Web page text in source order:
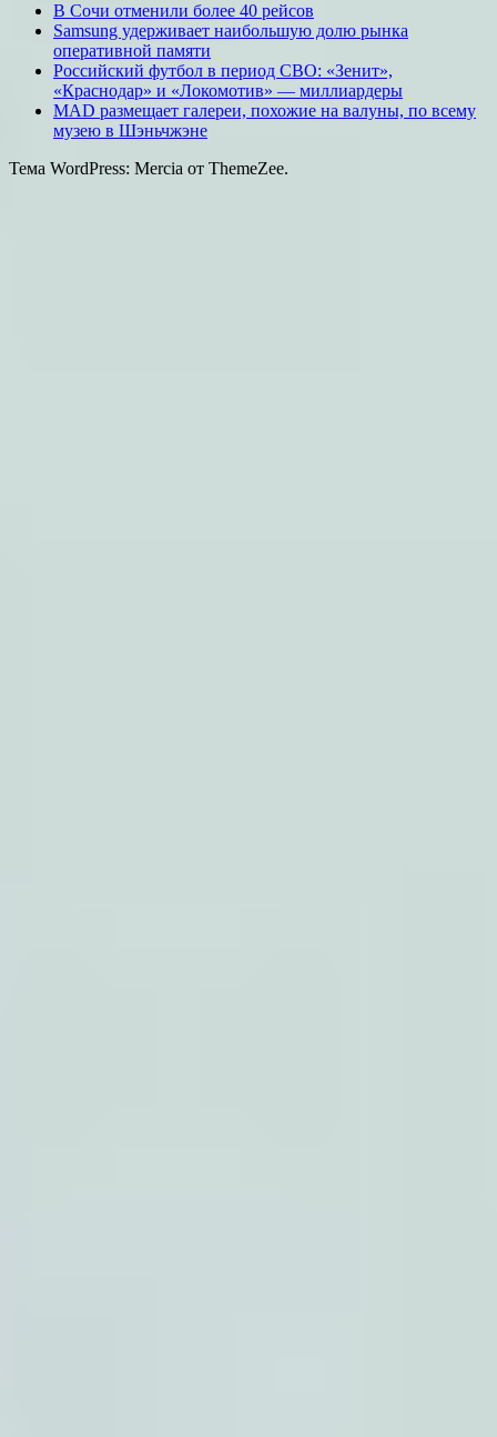
В Сочи отменили более 40 рейсов
Samsung удерживает наибольшую долю рынка
оперативной памяти
Российский футбол в период СВО: «Зенит»,
«Краснодар» и «Локомотив» — миллиардеры
MAD размещает галереи, похожие на валуны, по всему
музею в Шэньчжэне
Тема WordPress: Mercia от ThemeZee.